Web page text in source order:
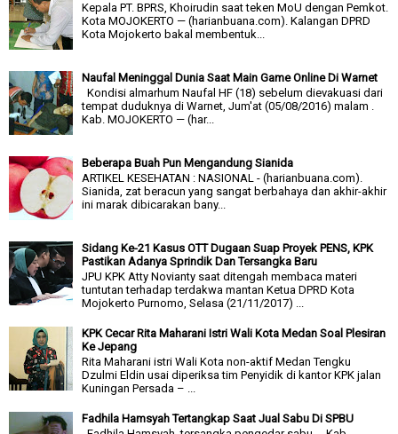
Kepala PT. BPRS, Khoirudin saat teken MoU dengan Pemkot.
Kota MOJOKERTO — (harianbuana.com). Kalangan DPRD
Kota Mojokerto bakal membentuk...
Naufal Meninggal Dunia Saat Main Game Online Di Warnet
Kondisi almarhum Naufal HF (18) sebelum dievakuasi dari
tempat duduknya di Warnet, Jum'at (05/08/2016) malam .
Kab. MOJOKERTO — (har...
Beberapa Buah Pun Mengandung Sianida
ARTIKEL KESEHATAN : NASIONAL - (harianbuana.com).
Sianida, zat beracun yang sangat berbahaya dan akhir-akhir
ini marak dibicarakan bany...
Sidang Ke-21 Kasus OTT Dugaan Suap Proyek PENS, KPK
Pastikan Adanya Sprindik Dan Tersangka Baru
JPU KPK Atty Novianty saat ditengah membaca materi
tuntutan terhadap terdakwa mantan Ketua DPRD Kota
Mojokerto Purnomo, Selasa (21/11/2017) ...
KPK Cecar Rita Maharani Istri Wali Kota Medan Soal Plesiran
Ke Jepang
Rita Maharani istri Wali Kota non-aktif Medan Tengku
Dzulmi Eldin usai diperiksa tim Penyidik di kantor KPK jalan
Kuningan Persada – ...
Fadhila Hamsyah Tertangkap Saat Jual Sabu Di SPBU